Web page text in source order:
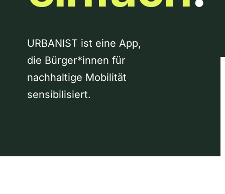
URBANIST ist eine App,
die Bürger*innen für
nachhaltige Mobilität
sensibilisiert.